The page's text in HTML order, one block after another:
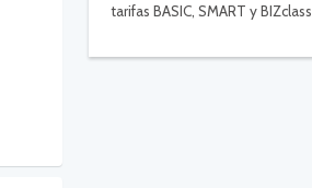
tarifas BASIC, SMART y BIZclass.